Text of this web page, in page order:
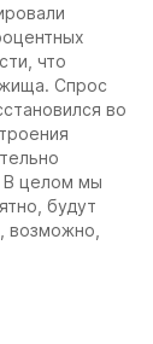
что
Спрос
во
В целом мы
будут
возможно,